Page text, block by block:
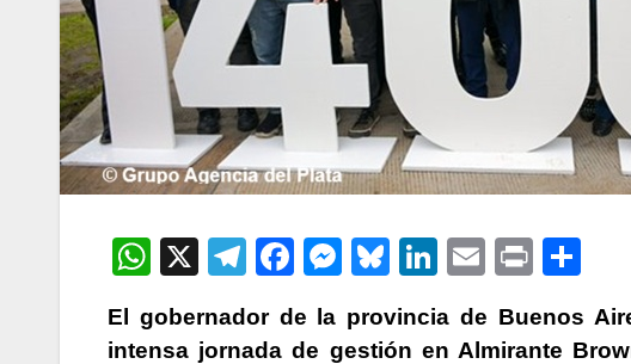
W
at
X
T
e
F
c
M
s
Bl
e
Li
k
E
ail
P
nt m
El gobernador de la provincia de Buenos
intensa jornada de gestión en Almirante